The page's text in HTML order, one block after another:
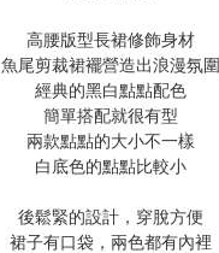
高腰版型長裙修飾身材
魚尾剪裁裙襬營造出浪漫氛圍
經典的黑白點點配色
簡單搭配就很有型
兩款點點的大小不一樣
白底色的點點比較小
後鬆緊的設計，穿脫方便
裙子有口袋，兩色都有內裡